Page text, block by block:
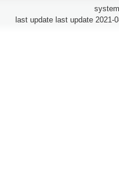
last update last update 2021-